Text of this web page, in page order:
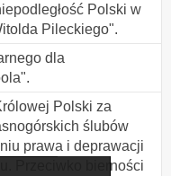
Polski w
Pileckiego".
dla
Polski za
ślubów
prawa i deprawacji
Przeciwko bierności